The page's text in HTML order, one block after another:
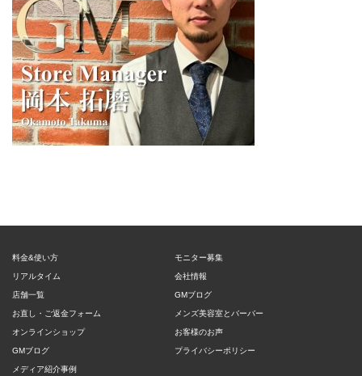
料金&使い方
リアルタイム
店舗一覧
お直し・ご返金フォーム
オンラインショップ
GMブログ
メディア紹介事例
モニター募集
会社情報
GMブログ
メンズ美容室とバーバー
お客様のお声
プライバシーポリシー